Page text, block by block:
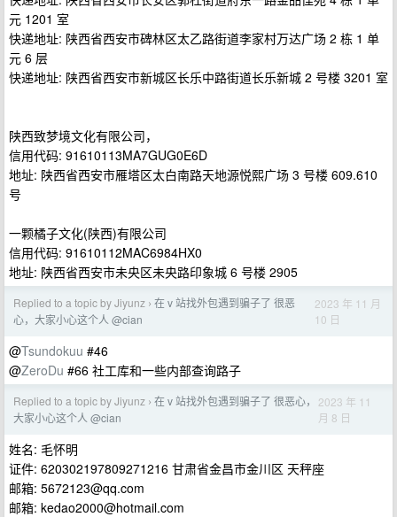
元 1201 室
快递地址: 陕西省西安市碑林区太乙路街道李家村万达广场 2 栋 1 单
元 6 层
快递地址: 陕西省西安市新城区长乐中路街道长乐新城 2 号楼 3201 室
陕西致梦境文化有限公司，
信用代码: 91610113MA7GUG0E6D
地址: 陕西省西安市雁塔区太白南路天地源悦熙广场 3 号楼 609.610
号
一颗橘子文化(陕西)有限公司
信用代码: 91610112MAC6984HX0
地址: 陕西省西安市未央区未央路印象城 6 号楼 2905
Replied to a topic by Jiyunz › 在 v 站找外包遇到骗子了 很恶
心，大家小心这个人 @cian
2023 年 11 月
10 日
@Tsundokuu #46
@ZeroDu #66 社工库和一些内部查询路子
Replied to a topic by Jiyunz › 在 v 站找外包遇到骗子了 很恶心，
大家小心这个人 @cian
2023 年 11
月 8 日
姓名: 毛怀明
证件: 620302197809271216 甘肃省金昌市金川区 天秤座
邮箱: 5672123@qq.com
邮箱: kedao2000@hotmail.com